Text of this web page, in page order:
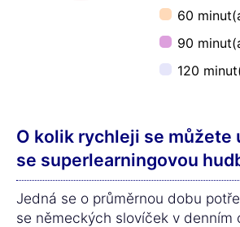
60
90
120
O kolik rychleji se můžete
se superlearningovou
Jedná se o průměrnou dobu
se německých slovíček v denním